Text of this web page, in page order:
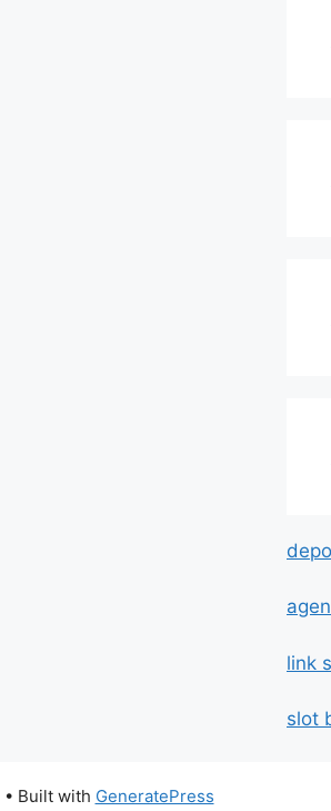
link
slot
• Built with GeneratePress